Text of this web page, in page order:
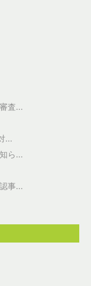
査...
...
ら...
事...